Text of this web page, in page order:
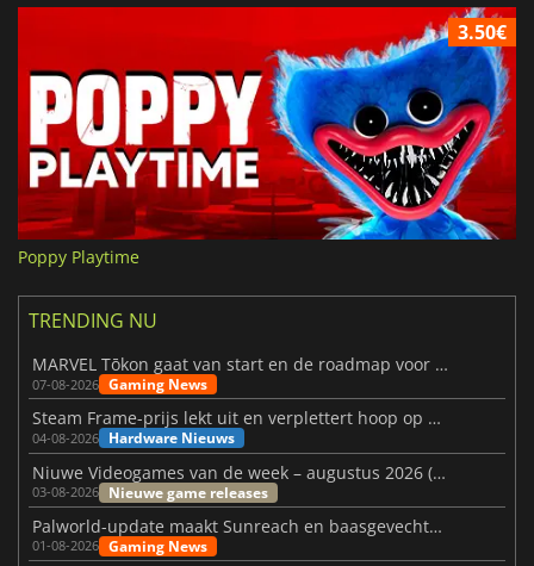
3.50€
Poppy Playtime
TRENDING NU
MARVEL Tōkon gaat van start en de roadmap voor jaar 1 is bekendgemaakt
07-08-2026 Gaming News
Steam Frame-prijs lekt uit en verplettert hoop op betaalbare VR
04-08-2026 Hardware Nieuws
Niuwe Videogames van de week – augustus 2026 (week 32)
03-08-2026 Nieuwe game releases
Palworld-update maakt Sunreach en baasgevechten stabieler
01-08-2026 Gaming News